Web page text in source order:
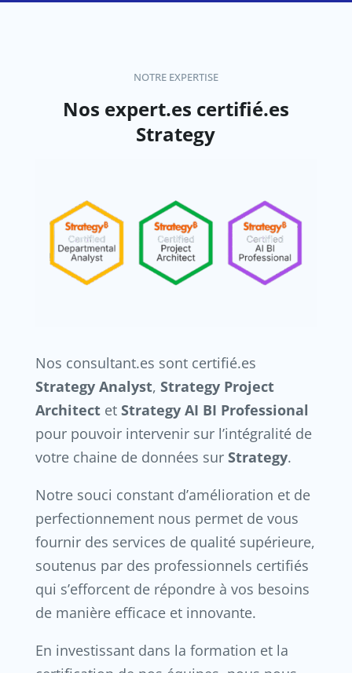
NOTRE EXPERTISE
Nos expert.es certifié.es
Strategy
Nos consultant.es sont certifié.es
Strategy Analyst, Strategy Project
Architectet Strategy AI BI Professional
pour pouvoir intervenir sur l’intégralité de
votre chaine de données sur Strategy.
Notre souci constant d’amélioration et de
perfectionnement nous permet de vous
fournir des services de qualité supérieure,
soutenus par des professionnels certifiés
qui s’efforcent de répondre à vos besoins
de manière efficace et innovante.
En investissant dans la formation et la